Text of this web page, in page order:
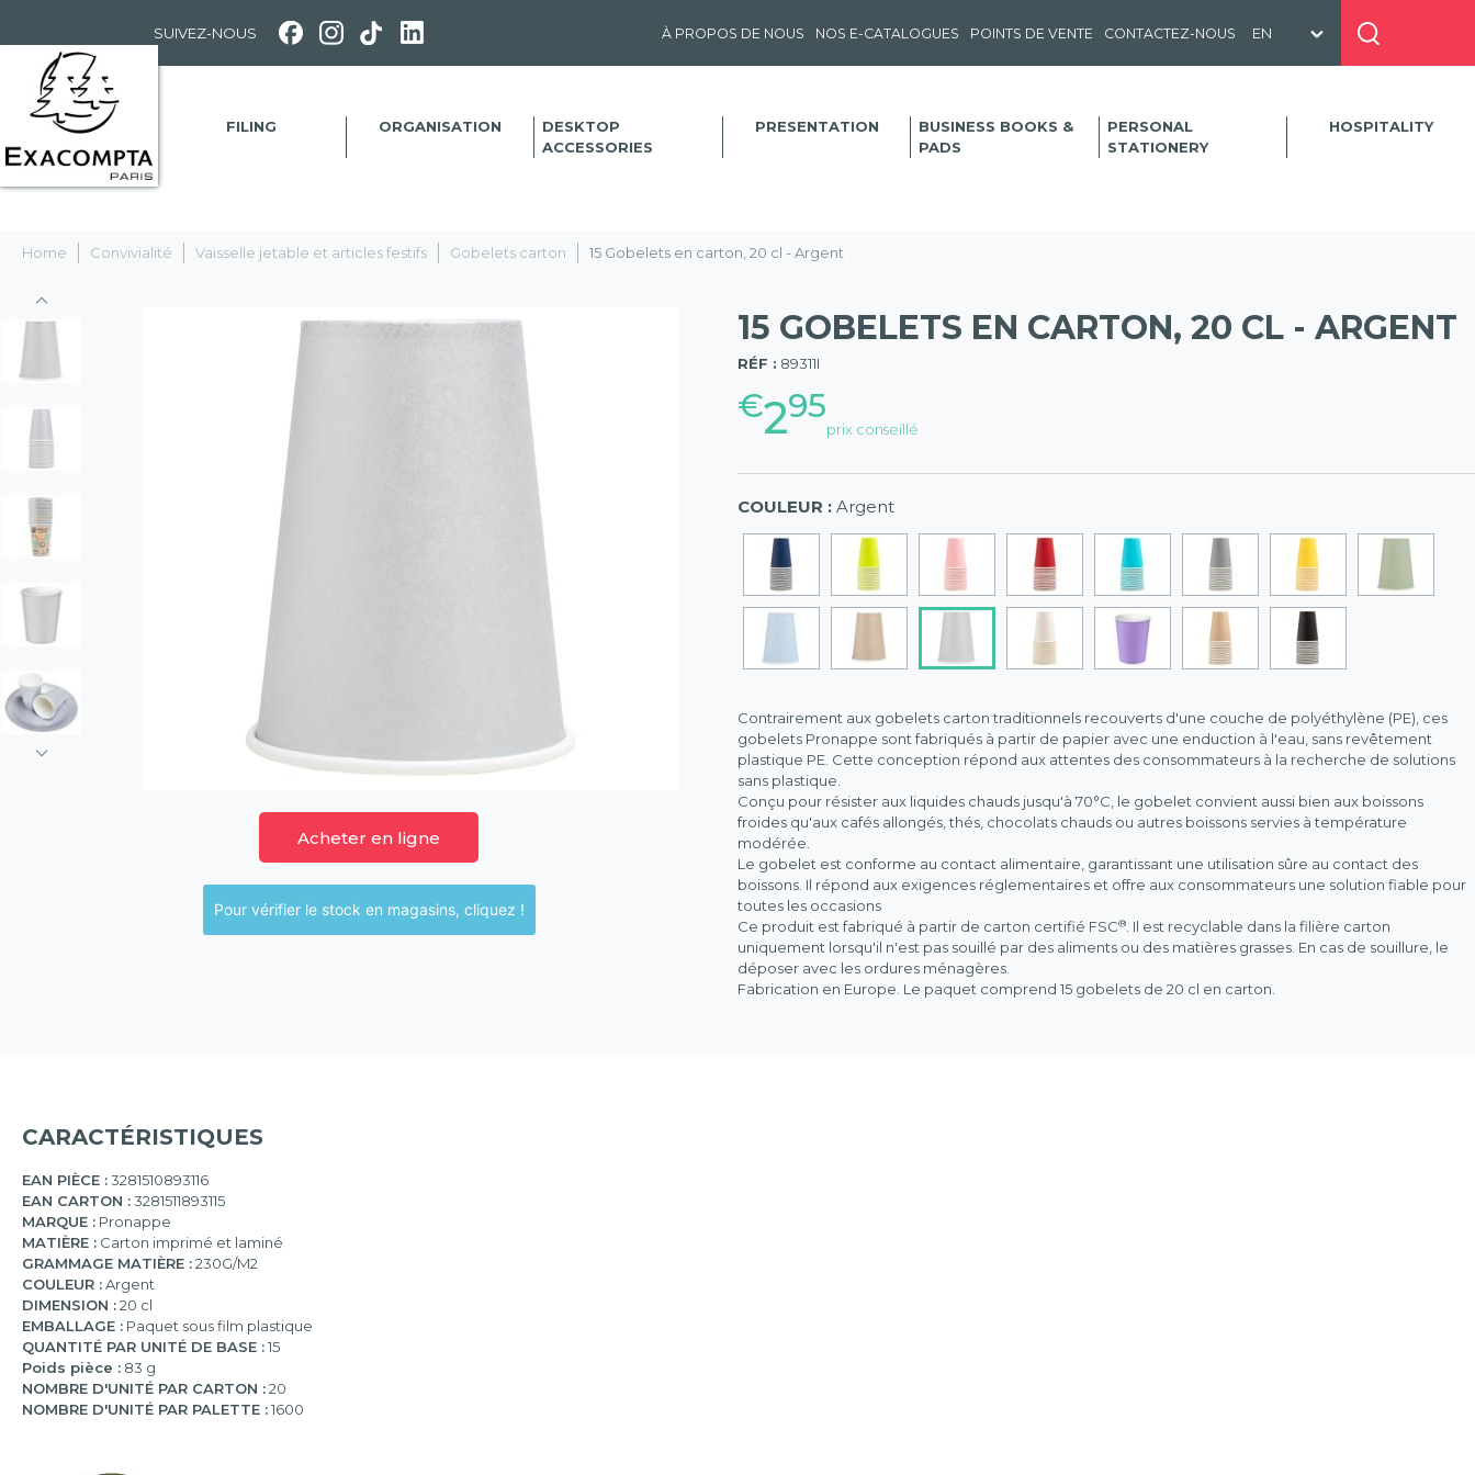
SUIVEZ-NOUS À PROPOS DE NOUS NOS E-CATALOGUES POINTS DE VENTE CONTACTEZ-NOUS
FILING ORGANISATION
DESKTOP
ACCESSORIES
PRESENTATION
BUSINESS BOOKS &
PADS
PERSONAL
STATIONERY
HOSPITALITY
Home Convivialité Vaisselle jetable et articles festifs Gobelets carton 15 Gobelets en carton, 20 cl - Argent
Acheter en ligne
Pour vérifier le stock en magasins, cliquez !
15 GOBELETS EN CARTON, 20 CL - ARGENT
RÉF : 89311I
€295
prix conseillé
(57)
COULEUR : Argent
Contrairement aux gobelets carton traditionnels recouverts d'une couche de polyéthylène (PE), ces
gobelets Pronappe sont fabriqués à partir de papier avec une enduction à l'eau, sans revêtement
plastique PE. Cette conception répond aux attentes des consommateurs à la recherche de solutions
sans plastique.
Conçu pour résister aux liquides chauds jusqu'à 70°C, le gobelet convient aussi bien aux boissons
froides qu'aux cafés allongés, thés, chocolats chauds ou autres boissons servies à température
modérée.
Le gobelet est conforme au contact alimentaire, garantissant une utilisation sûre au contact des
boissons. Il répond aux exigences réglementaires et offre aux consommateurs une solution fiable pour
toutes les occasions
Ce produit est fabriqué à partir de carton certifié FSC®. Il est recyclable dans la filière carton
uniquement lorsqu'il n'est pas souillé par des aliments ou des matières grasses. En cas de souillure, le
déposer avec les ordures ménagères.
Fabrication en Europe. Le paquet comprend 15 gobelets de 20 cl en carton.
CARACTÉRISTIQUES
EAN PIÈCE :3281510893116
EAN CARTON :3281511893115
MARQUE : Pronappe
MATIÈRE : Carton imprimé et laminé
GRAMMAGE MATIÈRE :230G/M2
COULEUR :Argent
DIMENSION :20 cl
EMBALLAGE : Paquet sous film plastique
QUANTITÉ PAR UNITÉ DE BASE :15
Poids pièce : 83 g
NOMBRE D'UNITÉ PAR CARTON :20
NOMBRE D'UNITÉ PAR PALETTE :1600